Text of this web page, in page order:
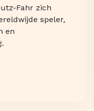
Fahr zich
speler,
en